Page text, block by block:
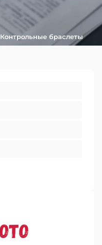
Контрольные браслеты